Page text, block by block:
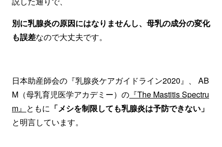
別に乳腺炎の原因にはなりませんし、母乳の成分の変化
も誤差なので大丈夫です。
日本助産師会の『乳腺炎ケアガイドライン2020』、 AB
M（母乳育児医学アカデミー）の 『The Mastitis Spectru
m』 ともに 「メシを制限しても乳腺炎は予防できない」
と明言しています。